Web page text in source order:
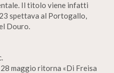
Il titolo viene infatti
spettava al Portogallo,
Douro.
maggio ritorna «Di Freisa